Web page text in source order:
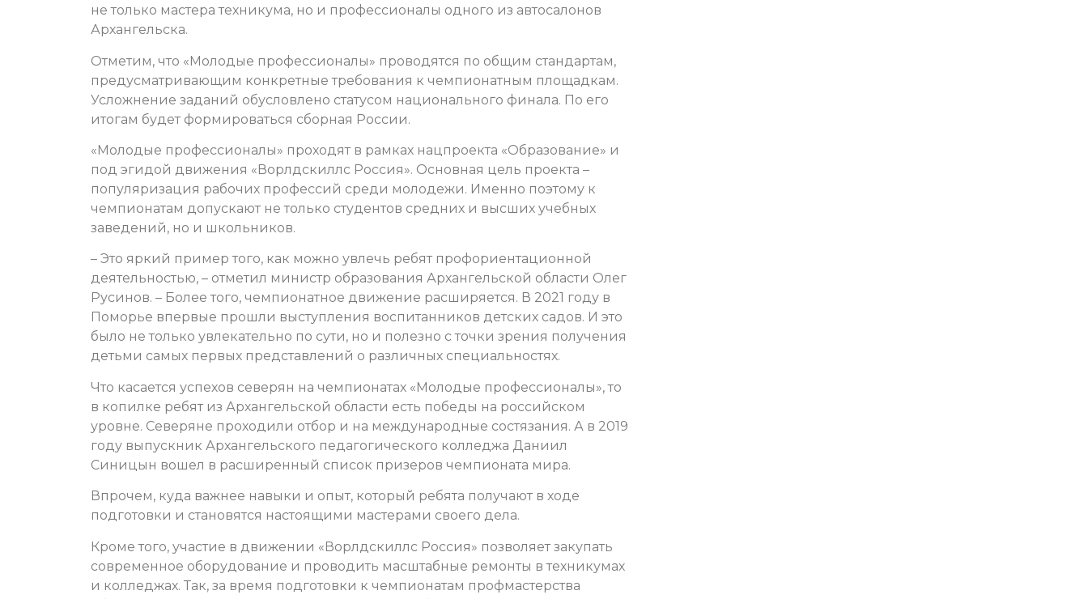
не только мастера техникума, но и профессионалы одного из автосалонов
Архангельска.
Отметим, что «Молодые профессионалы» проводятся по общим стандартам,
предусматривающим конкретные требования к чемпионатным площадкам.
Усложнение заданий обусловлено статусом национального финала. По его
итогам будет формироваться сборная России.
«Молодые профессионалы» проходят в рамках нацпроекта «Образование» и
под эгидой движения «Ворлдскиллс Россия». Основная цель проекта –
популяризация рабочих профессий среди молодежи. Именно поэтому к
чемпионатам допускают не только студентов средних и высших учебных
заведений, но и школьников.
– Это яркий пример того, как можно увлечь ребят профориентационной
деятельностью, – отметил министр образования Архангельской области Олег
Русинов. – Более того, чемпионатное движение расширяется. В 2021 году в
Поморье впервые прошли выступления воспитанников детских садов. И это
было не только увлекательно по сути, но и полезно с точки зрения получения
детьми самых первых представлений о различных специальностях.
Что касается успехов северян на чемпионатах «Молодые профессионалы», то
в копилке ребят из Архангельской области есть победы на российском
уровне. Северяне проходили отбор и на международные состязания. А в 2019
году выпускник Архангельского педагогического колледжа Даниил
Синицын вошел в расширенный список призеров чемпионата мира.
Впрочем, куда важнее навыки и опыт, который ребята получают в ходе
подготовки и становятся настоящими мастерами своего дела.
Кроме того, участие в движении «Ворлдскиллс Россия» позволяет закупать
современное оборудование и проводить масштабные ремонты в техникумах
и колледжах. Так, за время подготовки к чемпионатам профмастерства